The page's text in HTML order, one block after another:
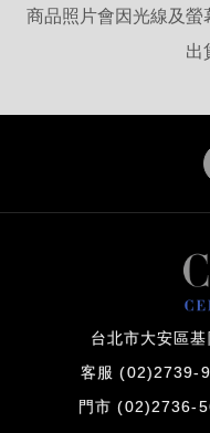
商品照片會因光線及
出
台北市大安區
客服 (02)2739-
門市 (02)2736-